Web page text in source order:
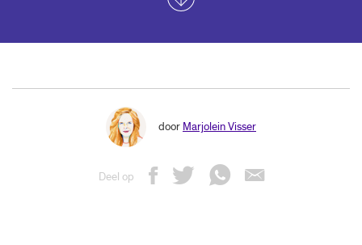
door Marjolein Visser
Deel op